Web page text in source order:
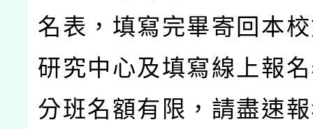
名表，填寫完畢寄回本
研究中心及填寫線上報
分班名額有限，請盡速